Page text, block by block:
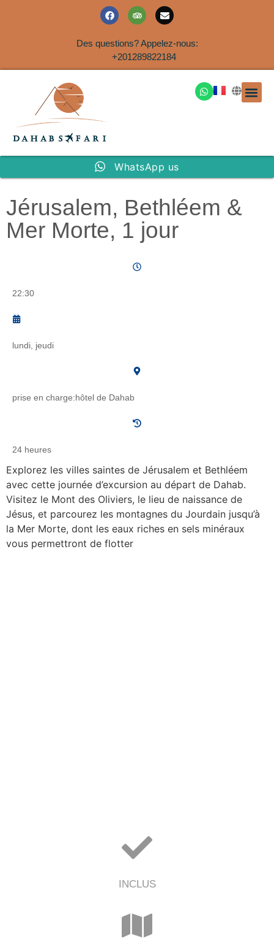
Des questions? Appelez-nous:
+201289822184
WhatsApp us
Jérusalem, Bethléem &
Mer Morte, 1 jour
22:30
lundi, jeudi
prise en charge:hôtel de Dahab
24 heures
Explorez les villes saintes de Jérusalem et Bethléem
avec cette journée d’excursion au départ de Dahab.
Visitez le Mont des Oliviers, le lieu de naissance de
Jésus, et parcourez les montagnes du Jourdain jusqu’à
la Mer Morte, dont les eaux riches en sels minéraux
vous permettront de flotter
INCLUS